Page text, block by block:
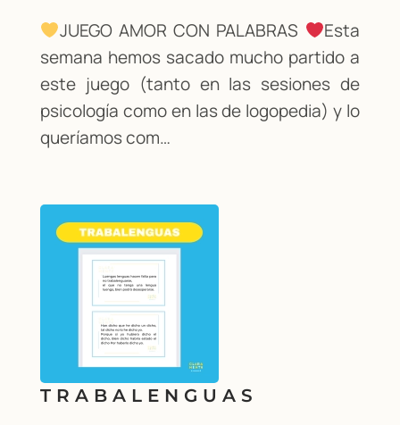
JUEGO AMOR CON PALABRAS
Esta
semana hemos sacado mucho partido a
este juego (tanto en las sesiones de
psicología como en las de logopedia) y lo
queríamos com…
TRABALENGUAS